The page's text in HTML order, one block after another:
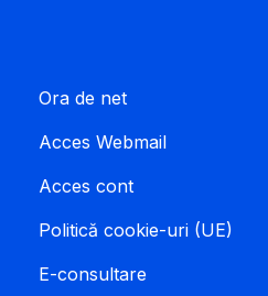
Ora de net
Acces Webmail
Acces cont
Politică cookie-uri (UE)
E-consultare